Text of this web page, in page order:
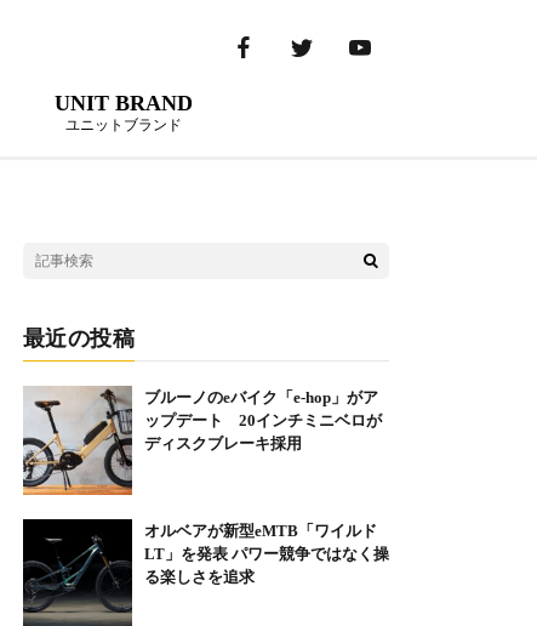
UNIT BRAND
ユニットブランド
最近の投稿
ブルーノのeバイク「e-hop」がア
ップデート 20インチミニベロが
ディスクブレーキ採用
オルベアが新型eMTB「ワイルド
LT」を発表 パワー競争ではなく操
る楽しさを追求